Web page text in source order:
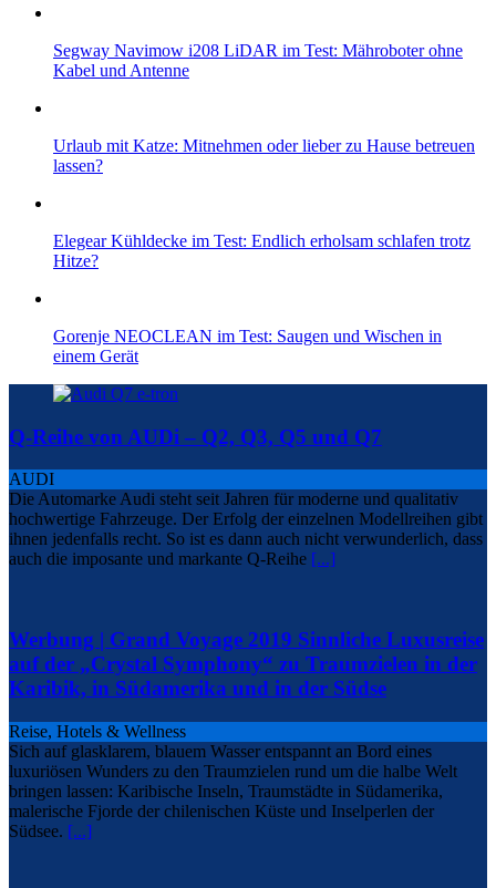
Segway Navimow i208 LiDAR im Test: Mähroboter ohne
Kabel und Antenne
Urlaub mit Katze: Mitnehmen oder lieber zu Hause betreuen
lassen?
Elegear Kühldecke im Test: Endlich erholsam schlafen trotz
Hitze?
Gorenje NEOCLEAN im Test: Saugen und Wischen in
einem Gerät
Q-Reihe von AUDi – Q2, Q3, Q5 und Q7
AUDI
Die Automarke Audi steht seit Jahren für moderne und qualitativ
hochwertige Fahrzeuge. Der Erfolg der einzelnen Modellreihen gibt
ihnen jedenfalls recht. So ist es dann auch nicht verwunderlich, dass
auch die imposante und markante Q-Reihe [...]
Werbung | Grand Voyage 2019 Sinnliche Luxusreise
auf der „Crystal Symphony“ zu Traumzielen in der
Karibik, in Südamerika und in der Südse
Reise, Hotels & Wellness
Sich auf glasklarem, blauem Wasser entspannt an Bord eines
luxuriösen Wunders zu den Traumzielen rund um die halbe Welt
bringen lassen: Karibische Inseln, Traumstädte in Südamerika,
malerische Fjorde der chilenischen Küste und Inselperlen der
Südsee. [...]